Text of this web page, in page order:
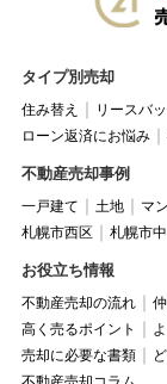
タイプ別売却
住み替え リースバ
ローン返済にお悩み
不動産売却事例
一戸建て 土地 マ
札幌市西区
札幌市
お役立ち情報
不動産売却の流れ
高く売るポイント
売却に必要な書類